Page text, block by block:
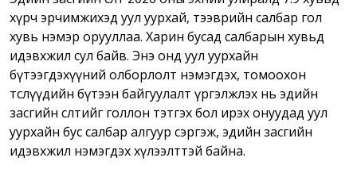
хүрч эрчимжихэд уул уурхай, тээврийн салбар гол
хувь нэмэр орууллаа. Харин бусад салбарын хувьд
идэвхжил сул байв. Энэ онд уул уурхайн
бүтээгдэхүүний олборлолт нэмэгдэх, томоохон
төслүүдийн бүтээн байгуулалт үргэлжлэх нь эдийн
засгийн өсөлтийг голлон тэтгэх бол ирэх онуудад уул
уурхайн бус салбар алгуур сэргэж, эдийн засгийн
идэвхжил нэмэгдэх хүлээлттэй байна.